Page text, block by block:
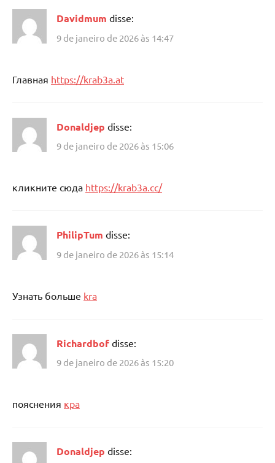
Davidmum disse:
9 de janeiro de 2026 às 14:47
Главная https://krab3a.at
Donaldjep disse:
9 de janeiro de 2026 às 15:06
кликните сюда https://krab3a.cc/
PhilipTum disse:
9 de janeiro de 2026 às 15:14
Узнать больше kra
Richardbof disse:
9 de janeiro de 2026 às 15:20
пояснения кра
Donaldjep disse: